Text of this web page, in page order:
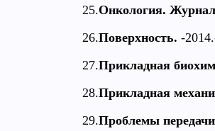
25.Онкология.
26.Поверхность. -
27.Прикладная
28.Прикладная
29.Проблемы